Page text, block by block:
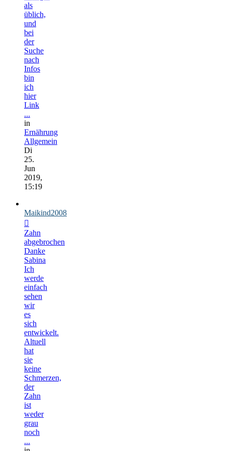
als
üblich,
und
bei
der
Suche
nach
Infos
bin
ich
hier
Link
...
in
Ernährung
Allgemein
Di
25.
Jun
2019,
15:19
Maikind2008
Zahn
abgebrochen
Danke
Sabina
Ich
werde
einfach
sehen
wir
es
sich
entwickelt.
Altuell
hat
sie
keine
Schmerzen,
der
Zahn
ist
weder
grau
noch
...